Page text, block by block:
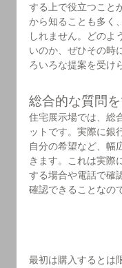
する上で役立つこと
から知ることも多く
しれません。どのよ
いのか、ぜひその時
ろいろな提案を受け
総合的な質問
住宅展示場では、総
ットです。実際に銀
自分の希望など、幅
きます。これは実際
する場合や電話で確
確認できることなの
最初は購入するとは